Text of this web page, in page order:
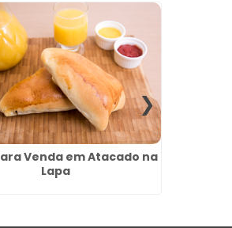
Venda em Atacado na
Lapa